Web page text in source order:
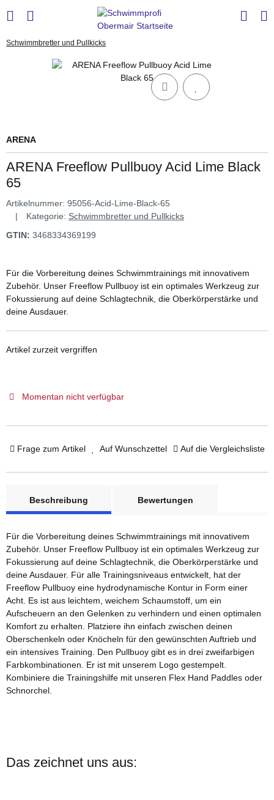
Schwimmbretter und Pullkicks
ARENA
ARENA Freeflow Pullbuoy Acid Lime Black
65
Artikelnummer: 95056-Acid-Lime-Black-65
Kategorie: Schwimmbretter und Pullkicks
GTIN: 3468334369199
Für die Vorbereitung deines Schwimmtrainings mit innovativem
Zubehör. Unser Freeflow Pullbuoy ist ein optimales Werkzeug zur
Fokussierung auf deine Schlagtechnik, die Oberkörperstärke und
deine Ausdauer.
Artikel zurzeit vergriffen
Momentan nicht verfügbar
Frage zum Artikel Auf Wunschzettel Auf die Vergleichsliste
Beschreibung
Bewertungen
Für die Vorbereitung deines Schwimmtrainings mit innovativem
Zubehör. Unser Freeflow Pullbuoy ist ein optimales Werkzeug zur
Fokussierung auf deine Schlagtechnik, die Oberkörperstärke und
deine Ausdauer. Für alle Trainingsniveaus entwickelt, hat der
Freeflow Pullbuoy eine hydrodynamische Kontur in Form einer
Acht. Es ist aus leichtem, weichem Schaumstoff, um ein
Aufscheuern an den Gelenken zu verhindern und einen optimalen
Komfort zu erhalten. Platziere ihn einfach zwischen deinen
Oberschenkeln oder Knöcheln für den gewünschten Auftrieb und
ein intensives Training. Den Pullbuoy gibt es in drei zweifarbigen
Farbkombinationen. Er ist mit unserem Logo gestempelt.
Kombiniere die Trainingshilfe mit unseren Flex Hand Paddles oder
Schnorchel.
Das zeichnet uns aus: